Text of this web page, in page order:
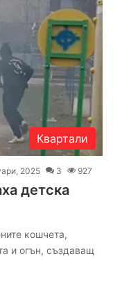
Квартали
2025 3 927
детска
кошчета,
и огън, създаващ